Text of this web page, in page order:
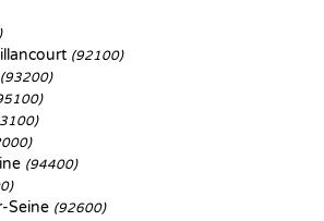
(92100)
(93200)
(94400)
Seine (92600)